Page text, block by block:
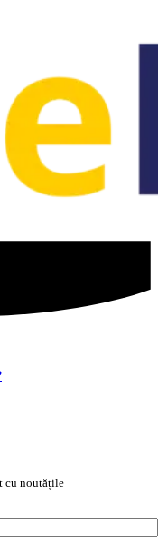
cu noutățile